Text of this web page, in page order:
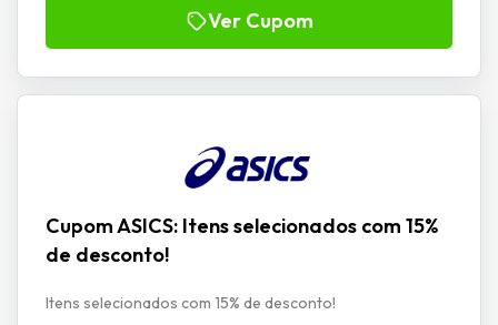
Ver Cupom
Cupom ASICS: Itens selecionados com 15%
de desconto!
Itens selecionados com 15% de desconto!